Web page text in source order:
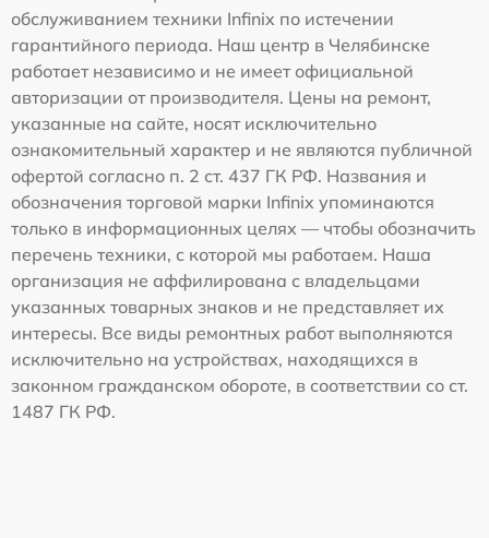
обслуживанием техники Infinix по истечении
гарантийного периода. Наш центр в Челябинске
работает независимо и не имеет официальной
авторизации от производителя. Цены на ремонт,
указанные на сайте, носят исключительно
ознакомительный характер и не являются публичной
офертой согласно п. 2 ст. 437 ГК РФ. Названия и
обозначения торговой марки Infinix упоминаются
только в информационных целях — чтобы обозначить
перечень техники, с которой мы работаем. Наша
организация не аффилирована с владельцами
указанных товарных знаков и не представляет их
интересы. Все виды ремонтных работ выполняются
исключительно на устройствах, находящихся в
законном гражданском обороте, в соответствии со ст.
1487 ГК РФ.